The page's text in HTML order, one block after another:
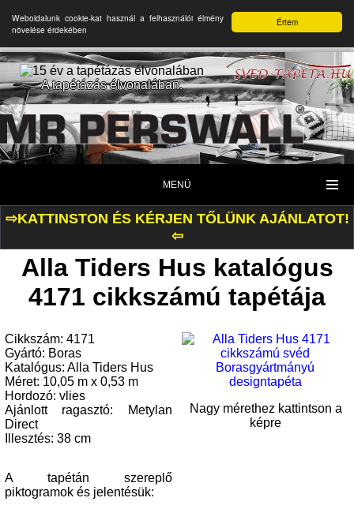
Értem
Weboldalunk cookie-kat használ a felhasználói élmény
növelése érdekében
A tapétázás élvonalában.
MENÜ
⇨KATTINSTON ÉS KÉRJEN TŐLÜNK AJÁNLATOT!
⇦
Alla Tiders Hus katalógus
4171 cikkszámú tapétája
Cikkszám: 4171
Gyártó: Boras
Katalógus: Alla Tiders Hus
Méret: 10,05 m x 0,53 m
Hordozó: vlies
Ajánlott ragasztó: Metylan
Direct
Illesztés: 38 cm
A tapétán szereplő
piktogramok és jelentésük:
Nagy mérethez kattintson a
képre